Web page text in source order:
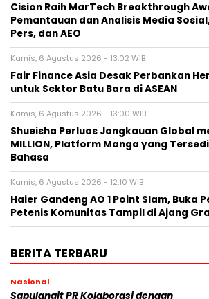
Cision Raih MarTech Breakthrough
Pemantauan dan Analisis Media
Pers, dan AEO
Kamis, 6 Agustus 2026 - 13:02 WIB
Fair Finance Asia Desak Perbankan
untuk Sektor Batu Bara di ASEAN
Kamis, 6 Agustus 2026 - 13:00 WIB
Shueisha Perluas Jangkauan Global
MILLION, Platform Manga yang
Bahasa
Kamis, 6 Agustus 2026 - 12:10 WIB
Haier Gandeng AO 1 Point Slam, Buka
Petenis Komunitas Tampil di Ajang
BERITA TERBARU
Nasional
Sapulangit PR Kolaborasi dengan